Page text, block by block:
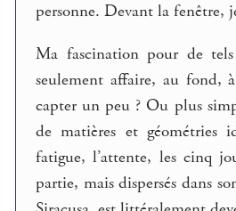
personne. Devant la fenêtre,
Ma fascination pour de
seulement affaire, au fond,
capter un peu ? Ou plus
de matières et géométries
fatigue, l’attente, les cinq
partie, mais dispersés dans